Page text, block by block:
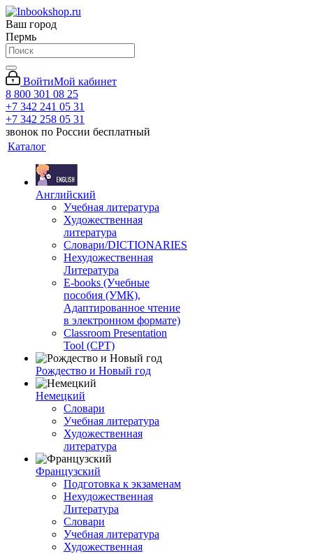
Ваш город
Пермь
ВойтиМой кабинет
8 800 301 08 25
+7 342 241 05 31
+7 342 258 05 31
звонок по России бесплатный
Каталог
Английский
Учебная литература
Художественная
литература
Словари/DICTIONARIES
Нехудожественная
Литература
E-books (Учебные
пособия (УМК),
Адаптированное чтение
в электронном формате)
Classroom Presentation
Tool (CPT)
Рождество и Новый год
Немецкий
Словари
Учебная литература
Художественная
литература
Французский
Подготовка к экзаменам
Нехудожественная
Литература
Словари
Учебная литература
Художественная